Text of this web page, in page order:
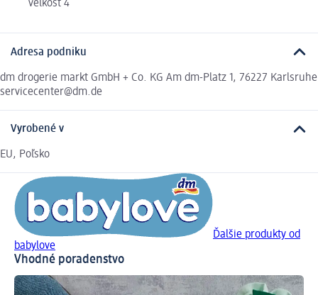
veľkosť 4
Adresa podniku
dm drogerie markt GmbH + Co. KG Am dm-Platz 1, 76227 Karlsruhe
servicecenter@dm.de
Vyrobené v
EU, Poľsko
Ďalšie produkty od
babylove
Vhodné poradenstvo